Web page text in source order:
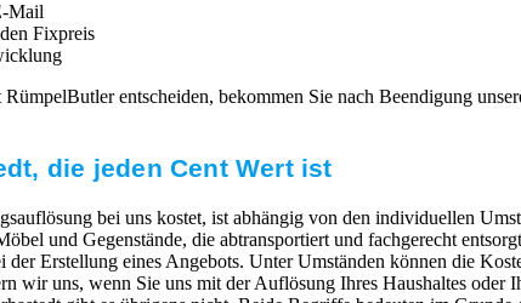
Mail
Fixpreis
entscheiden, bekommen Sie nach Beendigung
die jeden Cent Wert ist
bei uns kostet, ist abhängig von den individuellen
und Gegenstände, die abtransportiert und fachgerecht
Erstellung eines Angebots. Unter Umständen können die
wir uns, wenn Sie uns mit der Auflösung Ihres Haushaltes